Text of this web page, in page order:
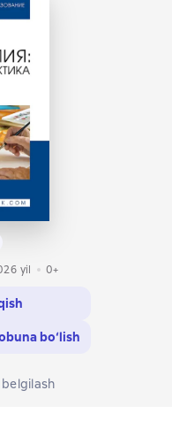
yil 0+
bo‘lish